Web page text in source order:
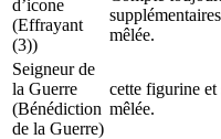
d’icone
(Effrayant
(3))
mêlée.
Seigneur de
la Guerre
(Bénédiction
de la Guerre)
cette figurine
mêlée.